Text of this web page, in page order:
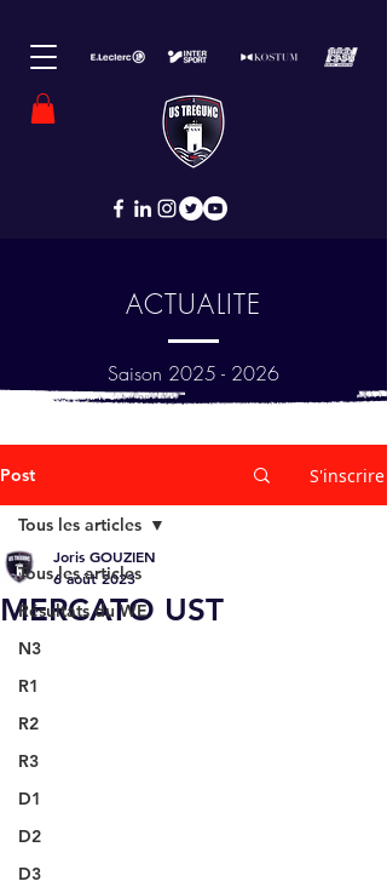
ACTUALITE
Saison 2025 - 2026
Post S'inscrire
Tous les articles
Résultats du WE
N3
R1
R2
R3
D1
D2
D3
Tous les articles
MERCATO UST
Joris GOUZIEN
6 août 2023